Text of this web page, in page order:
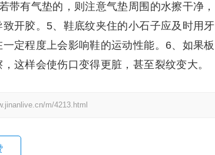
有气垫的，则注意气垫周围的水擦干净，
开胶。5、鞋底纹夹住的小石子应及时用牙
定程度上会影响鞋的运动性能。6、如果板
这样会使伤口变得更脏，甚至裂纹变大。
m/4213.html